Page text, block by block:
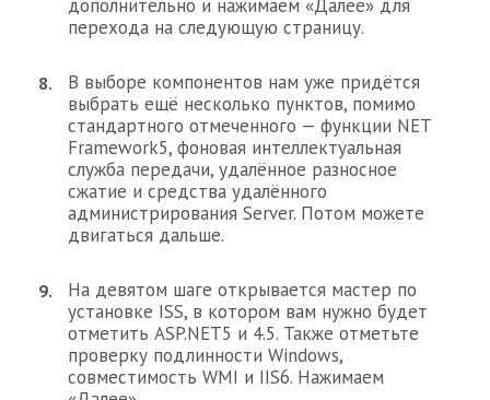
дополнительно и нажимаем «Далее» для
перехода на следующую страницу.
В выборе компонентов нам уже придётся
выбрать ещё несколько пунктов, помимо
стандартного отмеченного — функции NET
Framework5, фоновая интеллектуальная
служба передачи, удалённое разносное
сжатие и средства удалённого
администрирования Server. Потом можете
двигаться дальше.
На девятом шаге открывается мастер по
установке ISS, в котором вам нужно будет
отметить ASP.NET5 и 4.5. Также отметьте
проверку подлинности Windows,
совместимость WMI и IIS6. Нажимаем